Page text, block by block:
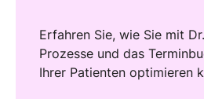
Erfahren Sie, wie Sie mit
Prozesse und das
Ihrer Patienten optimieren